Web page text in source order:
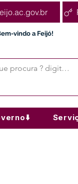
vindo a Feijó!